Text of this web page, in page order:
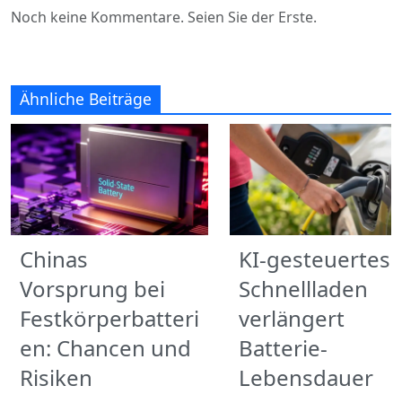
Noch keine Kommentare. Seien Sie der Erste.
Ähnliche Beiträge
Chinas
Vorsprung bei
Festkörperbatteri
en: Chancen und
Risiken
KI-gesteuertes
Schnellladen
verlängert
Batterie-
Lebensdauer